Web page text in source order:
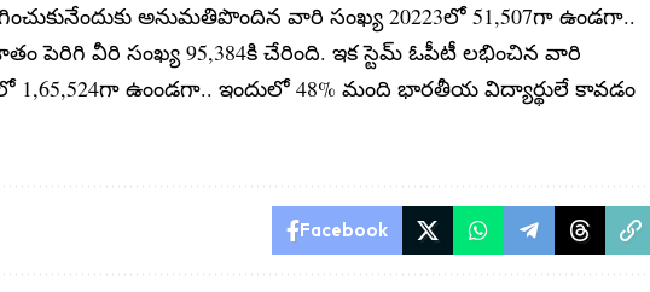
అనుమతిపొందిన వారి సంఖ్య 20223లో 51,507గా ఉండగా..
పెరిగి వీరి సంఖ్య 95,384కి చేరింది. ఇక స్టెమ్‌ ఓపీటీ లభించిన వారి
1,65,524గా ఉంండగా.. ఇందులో 48% మంది భారతీయ విద్యార్థులే కావడం
Facebook